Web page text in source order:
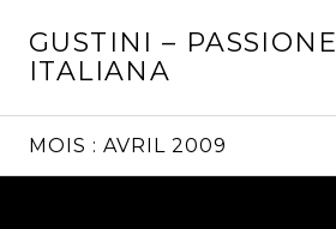
contenu
GUSTINI – PASSIONE
ITALIANA
MOIS : AVRIL 2009